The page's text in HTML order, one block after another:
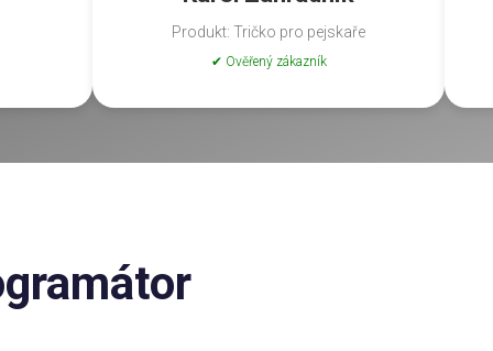
Produkt: Tričko pro pejskaře
✔ Ověřený zákazník